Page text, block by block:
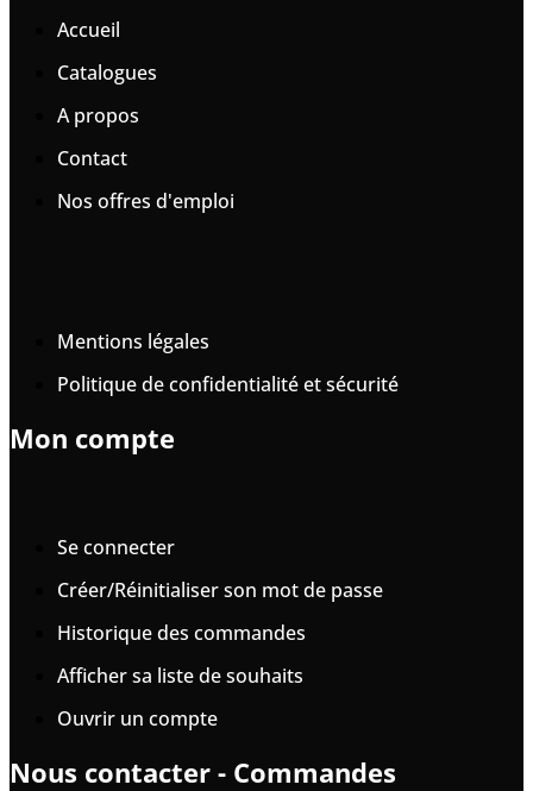
Accueil
Catalogues
A propos
Contact
Nos offres d'emploi
Mentions légales
Politique de confidentialité et sécurité
Mon compte
Se connecter
Créer/Réinitialiser son mot de passe
Historique des commandes
Afficher sa liste de souhaits
Ouvrir un compte
Nous contacter - Commandes